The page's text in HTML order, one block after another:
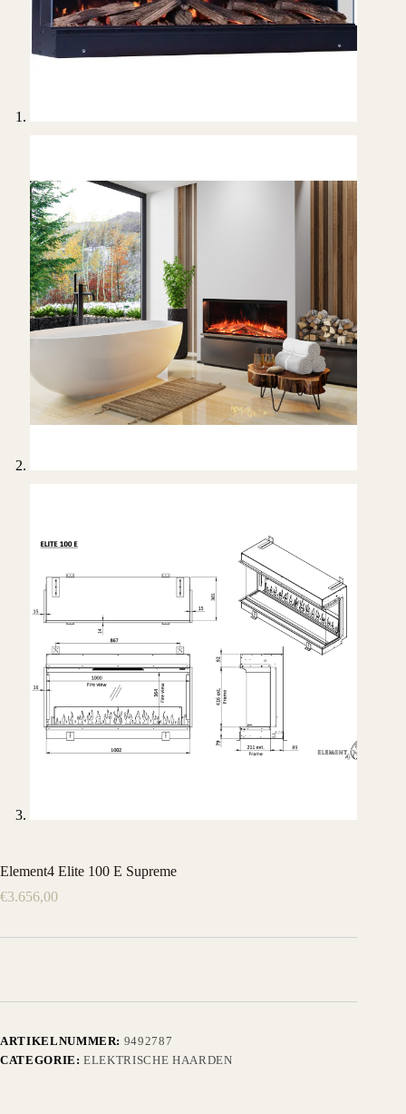
Element4 Elite 100 E Supreme
€3.656,00
ARTIKELNUMMER: 9492787
CATEGORIE:ELEKTRISCHE HAARDEN